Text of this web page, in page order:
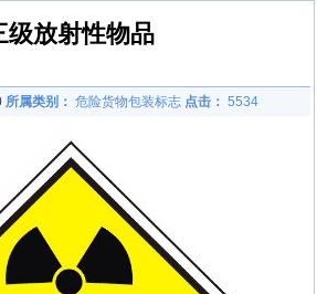
级放射性物品
所属类别： 危险货物包装标志 点击： 5534